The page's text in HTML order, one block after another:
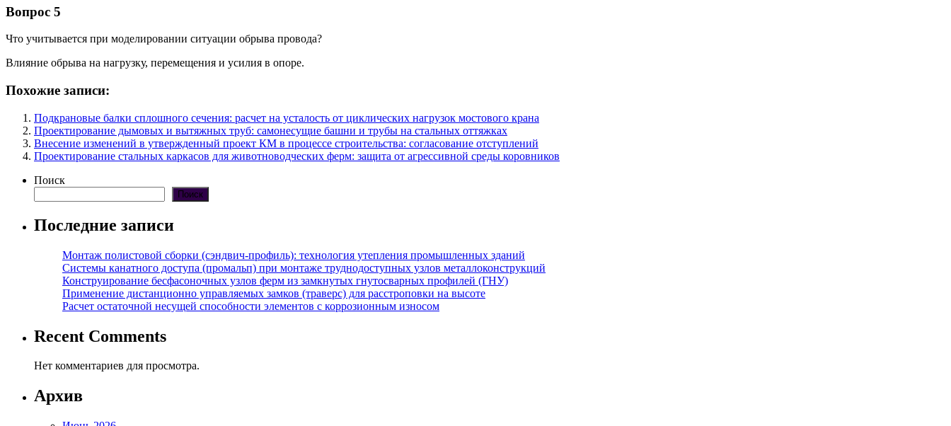
Вопрос 5
Что учитывается при моделировании ситуации обрыва провода?
Влияние обрыва на нагрузку, перемещения и усилия в опоре.
Похожие записи:
Подкрановые балки сплошного сечения: расчет на усталость от циклических нагрузок мостового крана
Проектирование дымовых и вытяжных труб: самонесущие башни и трубы на стальных оттяжках
Внесение изменений в утвержденный проект КМ в процессе строительства: согласование отступлений
Проектирование стальных каркасов для животноводческих ферм: защита от агрессивной среды коровников
Поиск
Поиск
Последние записи
Монтаж полистовой сборки (сэндвич-профиль): технология утепления промышленных зданий
Системы канатного доступа (промальп) при монтаже труднодоступных узлов металлоконструкций
Конструирование бесфасоночных узлов ферм из замкнутых гнутосварных профилей (ГНУ)
Применение дистанционно управляемых замков (траверс) для расстроповки на высоте
Расчет остаточной несущей способности элементов с коррозионным износом
Recent Comments
Нет комментариев для просмотра.
Архив